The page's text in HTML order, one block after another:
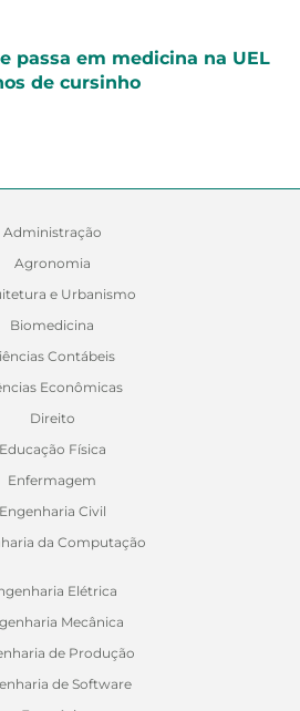
passa em medicina na UEL
de cursinho
Administração
Agronomia
e Urbanismo
Biomedicina
Contábeis
Econômicas
Direito
Educação Física
Enfermagem
Engenharia Civil
da Computação
Elétrica
Mecânica
de Produção
de Software